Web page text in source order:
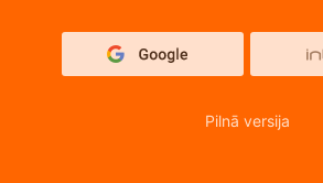
Pilnā versija